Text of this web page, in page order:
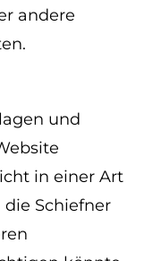
andere
und
in einer Art
Schiefner